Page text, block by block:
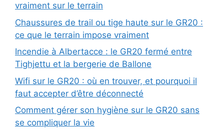
vraiment sur le terrain
Chaussures de trail ou tige haute sur le GR20 :
ce que le terrain impose vraiment
Incendie à Albertacce : le GR20 fermé entre
Tighjettu et la bergerie de Ballone
Wifi sur le GR20 : où en trouver, et pourquoi il
faut accepter d’être déconnecté
Comment gérer son hygiène sur le GR20 sans
se compliquer la vie